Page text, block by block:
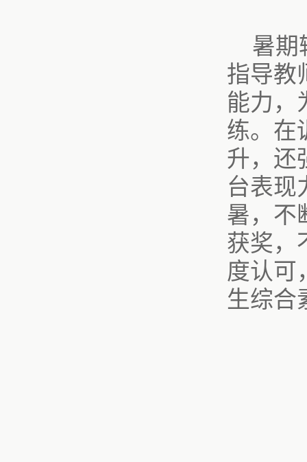
暑期
指导教
能力，
练。在
升，还
台表现
暑，不
获奖，
度认可
生综合